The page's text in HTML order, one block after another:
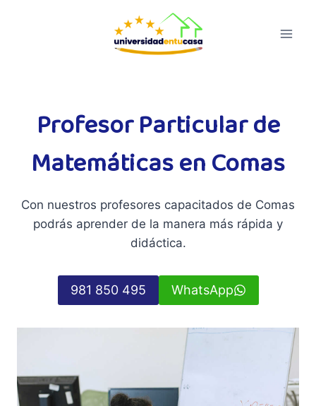
Profesor Particular de
Matemáticas en Comas
Con nuestros profesores capacitados de Comas
podrás aprender de la manera más rápida y
didáctica.
981 850 495 WhatsApp